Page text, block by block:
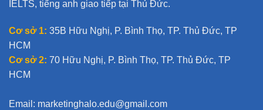
IELTS, tiếng anh giao tiếp tại Thủ Đức.
Cơ sở 1: 35B Hữu Nghị, P. Bình Thọ, TP. Thủ Đức, TP
HCM
Cơ sở 2: 70 Hữu Nghị, P. Bình Thọ, TP. Thủ Đức, TP
HCM
Email: marketinghalo.edu@gmail.com